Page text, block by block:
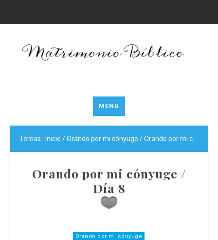
MENU
Temas : Inicio /Orando por mi cónyuge /Orando por mi cónyuge / Día 8
Orando por mi cónyuge /
Día 8
Orando por mi cónyuge